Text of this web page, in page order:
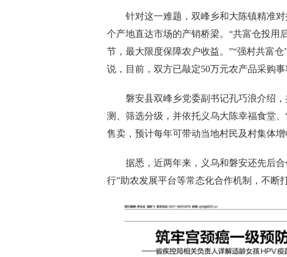
针对这一难题，双峰乡和大陈镇精准对
个产地直达市场的产销桥梁。“共富仓投用
节，最大限度保障农户收益。”“强村共富
说，目前，双方已敲定50万元农产品采购事
磐安县双峰乡党委副书记孔巧浪介绍，
测、筛选分级，并依托义乌大陈幸福食堂
售卖，预计每年可带动当地村民及村集体增
据悉，近两年来，义乌和磐安还先后合
行”助农发展平台等常态化合作机制，不断